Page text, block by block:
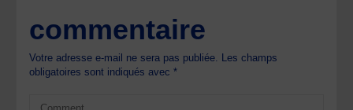
commentaire
Votre adresse e-mail ne sera pas publiée. Les champs
obligatoires sont indiqués avec*